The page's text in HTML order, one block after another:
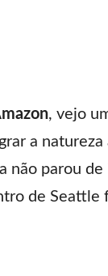
, vejo
a
parou
de Seattle